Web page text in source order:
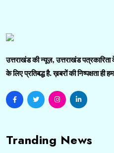
उत्तराखंड की न्यूज़, उत्तराखंड
के लिए प्रतिबद्ध है. ख़बरों की निष्पक्षता ही
Tranding News